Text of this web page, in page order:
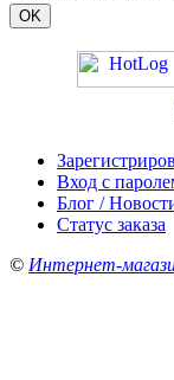
Вход с
Блог /
Статус заказа
© Интернет-